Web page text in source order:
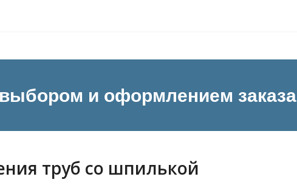
и оформлением заказа
труб со шпилькой